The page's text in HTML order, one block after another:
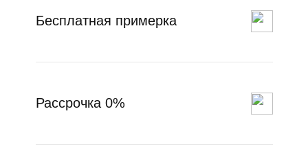
Бесплатная примерка
Рассрочка 0%